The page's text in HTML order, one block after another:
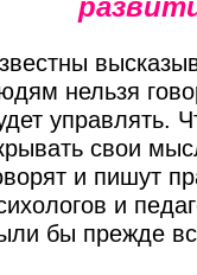
нельзя
управлять.
свои
и пишут
и
бы прежде